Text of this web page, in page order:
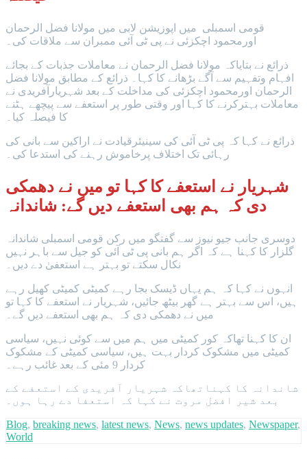
قومی اسمبلی میں اپوزیشن لابی میں مولانا فضل الرحمان
اورمحمود اچکزئی نے پی ٹی آئی ممبران سے ملاقات کی۔
ذرائع نے بتایاکہ مولانا فضل الرحمان نے معاملات جذبات کے بجائے
افہام وتفہیم سے آگے بڑھانے کا کہا۔ ذرائع کے مطابق مولانا فضل
الرحمان اورمحمود اچکزئی کی مداخلت کے بعد شہریارآفریدی نے
معاملات بہترکرنے کا کہا اور وقتی طور پر استعفے سے پیچھے ہٹنے
کا فیصلہ کیا۔
ذرائع نے کہا کہ پی ٹی آئی کی سینیئرقیادت نے اراکین سے بانی کی
رہائی تک اختلاف پرخاموش رہنے کی استدعا کی۔
شہریار نے استعفے کا کہا تو میں نے دھمکی
دی کہ ہم بھی استعفے دیں گے: شاندانہ
دوسری جانب جیو نیوز سے گفتگو میں رکن قومی اسمبلی شاندانہ
گلزار کا کہنا ہے کہ اگر ہم بانی پی ٹی آئی کو جیل سے باہر نہیں
نکال سکتے تو بہتر ہے استعفیٰ دے دیں۔
انہوں نے کہا کہ ہم یہاں ڈیسک بجا رہے کمیٹی کمیٹی کھیل رہے
ہیں، اس سے بہتر ہے گھر بیٹھ جائیں، شہریار نے استعفے کا کہا تو
میں نے دھمکی دی کہ ہم بھی استعفے دیں گے۔
ان کا کہنا تھاکہ کور کمیٹی میں ہم میں سے کوئی نہیں، سیاسی
کمیٹی میں مشکوک کردار بہت ہیں، سیاسی کمیٹی کے مشکوک
کردار 9 مئی کے بعد غائب رہے۔
شاندانہ کا کہناتھاکہ شہریار آفریدی کے استعفے کے
بعد شیر افضل مروت نے کہا کہ استعفا دے رہا ہوں۔
Blog, breaking news, latest news, News, news updates, Newspaper,
World